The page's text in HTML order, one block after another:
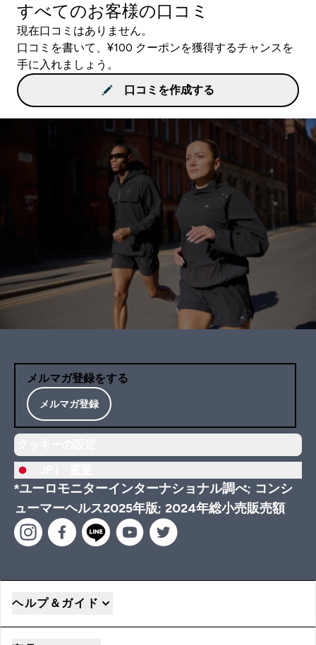
すべてのお客様の口コミ
現在口コミはありません。
口コミを書いて、¥100 クーポンを獲得するチャンスを
手に入れましょう。
口コミを作成する
メルマガ登録をする
メルマガ登録
*ユーロモニターインターナショナル調べ; コンシ
ューマーヘルス2025年版; 2024年総小売販売額
ヘルプ＆ガイド